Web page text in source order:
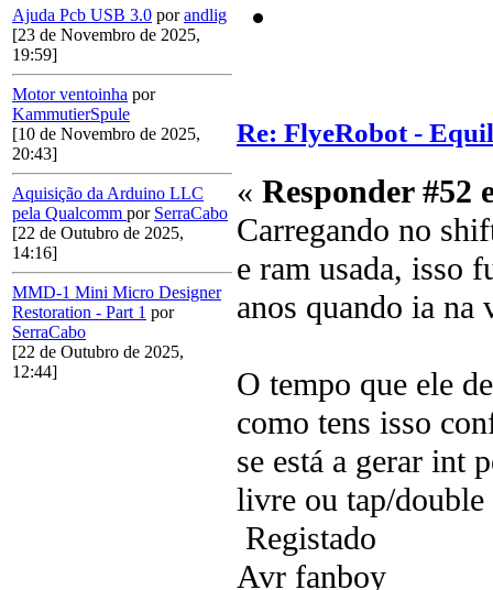
Ajuda Pcb USB 3.0 porandlig
[23 de Novembro de 2025,
19:59]
Motor ventoinha por
KammutierSpule
[10 de Novembro de 2025,
20:43]
Aquisição da Arduino LLC
pela Qualcomm por SerraCabo
[22 de Outubro de 2025,
14:16]
MMD-1 Mini Micro Designer
Restoration - Part 1 por
SerraCabo
[22 de Outubro de 2025,
12:44]
Re: FlyeRobot -
« Responder #52
Carregando no
e ram usada, isso
anos quando ia na
O tempo que ele
como tens isso
se está a gerar int
livre ou tap/double
Registado
Avr fanboy